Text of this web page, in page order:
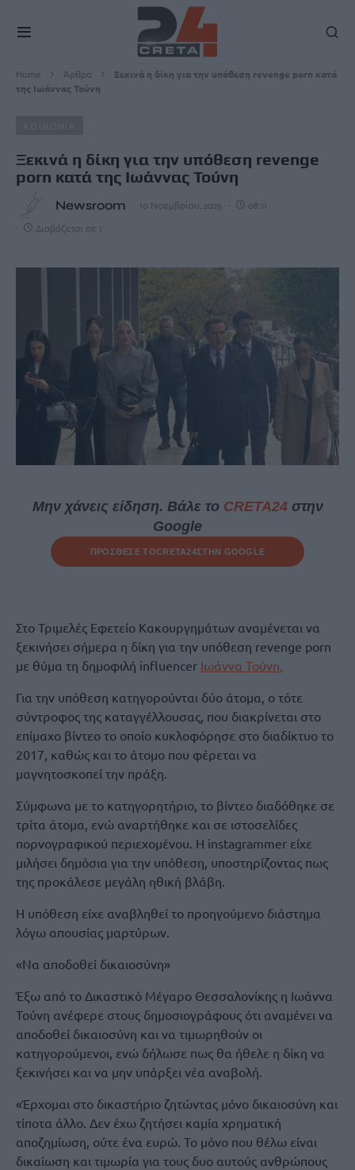
Home Άρθρα
Ξεκινά η δίκη για την υπόθεση revenge porn κατά
της Ιωάννας Τούνη
Ξεκινά η δίκη για την υπόθεση revenge
porn κατά της Ιωάννας Τούνη
Newsroom 10 Νοεμβρίου, 2025 08:11
Διαβάζεται σε 1'
Μην χάνεις είδηση. Βάλε το CRETA24στην
Google
ΠΡΟΣΘΕΣΕ ΤΟCRETA24ΣΤΗΝ GOOGLE
Στο Τριμελές Εφετείο Κακουργημάτων αναμένεται να
ξεκινήσει σήμερα η δίκη για την υπόθεση revenge porn
με θύμα τη δημοφιλή influencer Ιωάννα Τούνη.
Για την υπόθεση κατηγορούνται δύο άτομα, ο τότε
σύντροφος της καταγγέλλουσας, που διακρίνεται στο
επίμαχο βίντεο το οποίο κυκλοφόρησε στο διαδίκτυο το
2017, καθώς και το άτομο που φέρεται να
μαγνητοσκοπεί την πράξη.
Σύμφωνα με το κατηγορητήριο, το βίντεο διαδόθηκε σε
τρίτα άτομα, ενώ αναρτήθηκε και σε ιστοσελίδες
πορνογραφικού περιεχομένου. Η instagrammer είχε
μιλήσει δημόσια για την υπόθεση, υποστηρίζοντας πως
της προκάλεσε μεγάλη ηθική βλάβη.
Η υπόθεση είχε αναβληθεί το προηγούμενο διάστημα
λόγω απουσίας μαρτύρων.
«Να αποδοθεί δικαιοσύνη»
Έξω από το Δικαστικό Μέγαρο Θεσσαλονίκης η Ιωάννα
Τούνη ανέφερε στους δημοσιογράφους ότι αναμένει να
αποδοθεί δικαιοσύνη και να τιμωρηθούν οι
κατηγορούμενοι, ενώ δήλωσε πως θα ήθελε η δίκη να
ξεκινήσει και να μην υπάρξει νέα αναβολή.
«Έρχομαι στο δικαστήριο ζητώντας μόνο δικαιοσύνη και
τίποτα άλλο. Δεν έχω ζητήσει καμία χρηματική
αποζημίωση, ούτε ένα ευρώ. Το μόνο που θέλω είναι
δικαίωση και τιμωρία για τους δυο αυτούς ανθρώπους